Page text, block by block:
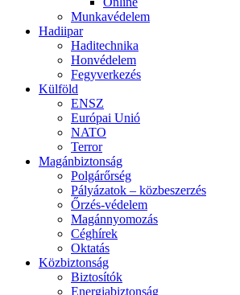
Munkavédelem
Hadiipar
Haditechnika
Honvédelem
Fegyverkezés
Külföld
ENSZ
Európai Unió
NATO
Terror
Magánbiztonság
Polgárőrség
Pályázatok – közbeszerzés
Őrzés-védelem
Magánnyomozás
Céghírek
Oktatás
Közbiztonság
Biztosítók
Energiabiztonság